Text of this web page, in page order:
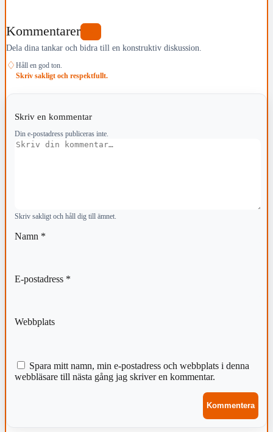
Kommentarer
Dela dina tankar och bidra till en konstruktiv diskussion.
♢ Håll en god ton.
Skriv sakligt och respektfullt.
Skriv en kommentar
Din e-postadress publiceras inte.
Kommentar
Skriv sakligt och håll dig till ämnet.
Namn *
E-postadress *
Webbplats
Spara mitt namn, min e-postadress och webbplats i denna
webbläsare till nästa gång jag skriver en kommentar.